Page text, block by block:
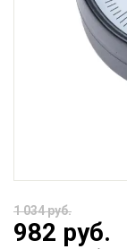
1 034 руб.
982 руб.